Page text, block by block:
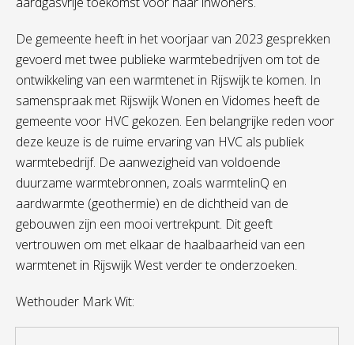
De gemeente heeft in het voorjaar van 2023 gesprekken
gevoerd met twee publieke warmtebedrijven om tot de
ontwikkeling van een warmtenet in Rijswijk te komen. In
samenspraak met Rijswijk Wonen en Vidomes heeft de
gemeente voor HVC gekozen. Een belangrijke reden voor
deze keuze is de ruime ervaring van HVC als publiek
warmtebedrijf. De aanwezigheid van voldoende
duurzame warmtebronnen, zoals warmtelinQ en
aardwarmte (geothermie) en de dichtheid van de
gebouwen zijn een mooi vertrekpunt. Dit geeft
vertrouwen om met elkaar de haalbaarheid van een
warmtenet in Rijswijk West verder te onderzoeken.
Wethouder Mark Wit: